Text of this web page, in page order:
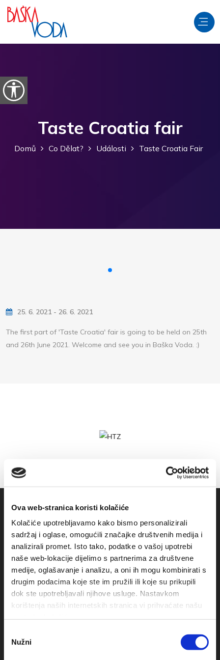
Ova web-stranica koristi kolačiće
Kolačiće upotrebljavamo kako bismo personalizirali
sadržaj i oglase, omogućili značajke društvenih medija i
analizirali promet. Isto tako, podatke o vašoj upotrebi
naše web-lokacije dijelimo s partnerima za društvene
medije, oglašavanje i analizu, a oni ih mogu kombinirati s
drugim podacima koje ste im pružili ili koje su prikupili
dok ste upotrebljavali njihove usluge. Nastavkom
korištenja naših internetskih stranica vi prihvaćate našu
pristanka
Nužni
Přeskočit na obsah
Otevřít možnosti usnadnění
Taste Croatia fair
Domů Co Dělat? Události Taste Croatia Fair
25. 6. 2021 - 26. 6. 2021
The first part of 'Taste Croatia' fair is going to be held on 25th
and 26th June 2021. Welcome and see you in Baška Voda. :)
Obala sv. Nikole 31, Baška Voda